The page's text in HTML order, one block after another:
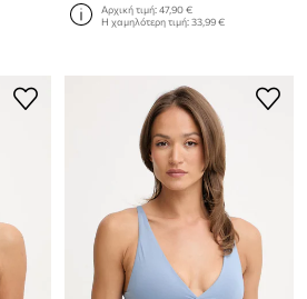
Αρχική τιμή:47,90 €
Η χαμηλότερη τιμή:33,99 €